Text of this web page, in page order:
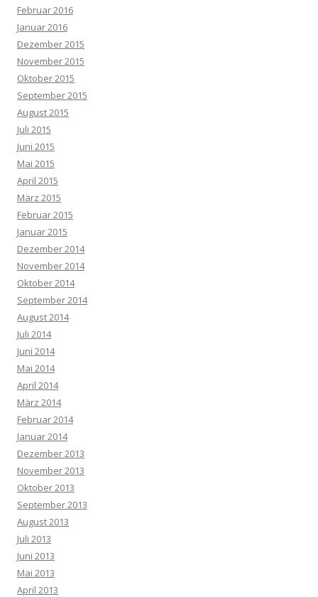
Februar 2016
Januar 2016
Dezember 2015
November 2015
Oktober 2015
September 2015
August 2015
Juli 2015
Juni 2015
Mai 2015
April 2015
März 2015
Februar 2015
Januar 2015
Dezember 2014
November 2014
Oktober 2014
September 2014
August 2014
Juli 2014
Juni 2014
Mai 2014
April 2014
März 2014
Februar 2014
Januar 2014
Dezember 2013
November 2013
Oktober 2013
September 2013
August 2013
Juli 2013
Juni 2013
Mai 2013
April 2013